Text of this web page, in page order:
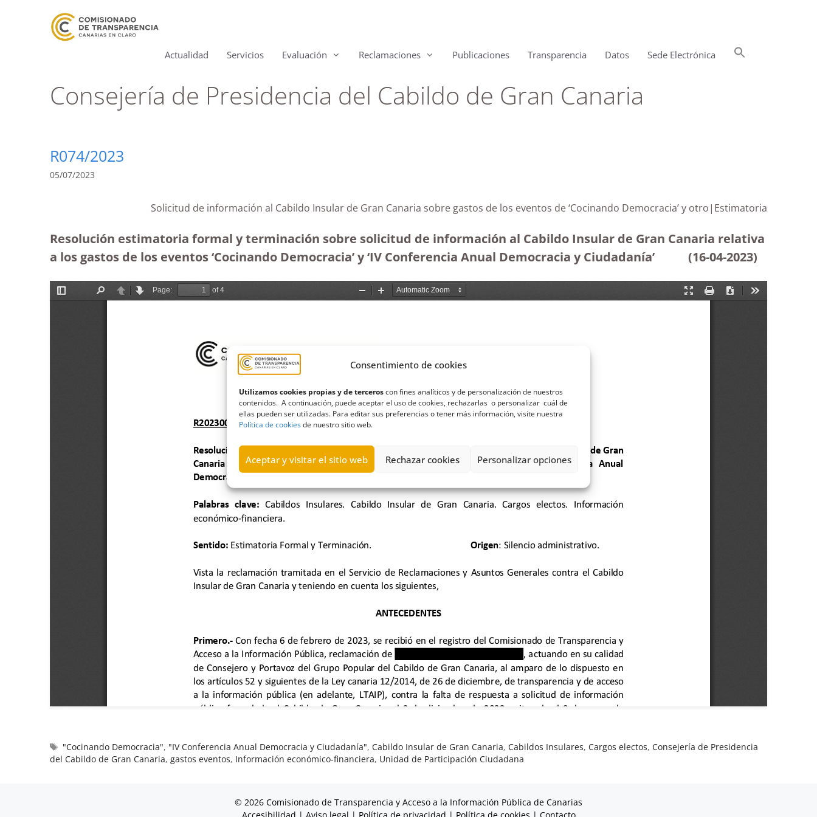
Consentimiento de cookies
Utilizamos cookies propias y de terceroscon fines analíticos y de personalización de nuestros
contenidos. A continuación, puede aceptar el uso de cookies, rechazarlas o personalizar cuál de
ellas pueden ser utilizadas. Para editar sus preferencias o tener más información, visite nuestra
Política de cookiesde nuestro sitio web.
Aceptar y visitar el sitio web Rechazar cookies Personalizar opciones
Actualidad Servicios Evaluación Reclamaciones Publicaciones Transparencia Datos Sede Electrónica
Consejería de Presidencia del Cabildo de Gran Canaria
R074/2023
05/07/2023
Solicitud de información al Cabildo Insular de Gran Canaria sobre gastos de los eventos de ‘Cocinando Democracia’ y otro|Estimatoria
Resolución estimatoria formal y terminación sobre solicitud de información al Cabildo Insular de Gran Canaria relativa
a los gastos de los eventos ‘Cocinando Democracia’ y ‘IV Conferencia Anual Democracia y Ciudadanía’ (16-04-2023)
"Cocinando Democracia", "IV Conferencia Anual Democracia y Ciudadanía",Cabildo Insular de Gran Canaria,Cabildos Insulares,Cargos electos,Consejería de Presidencia
del Cabildo de Gran Canaria, gastos eventos, Información económico-financiera, Unidad de Participación Ciudadana
© 2026 Comisionado de Transparencia y Acceso a la Información Pública de Canarias